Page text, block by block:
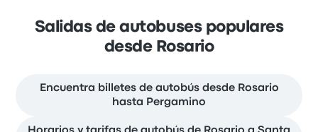
Salidas de autobuses populares
desde Rosario
Encuentra billetes de autobús desde Rosario
hasta Pergamino